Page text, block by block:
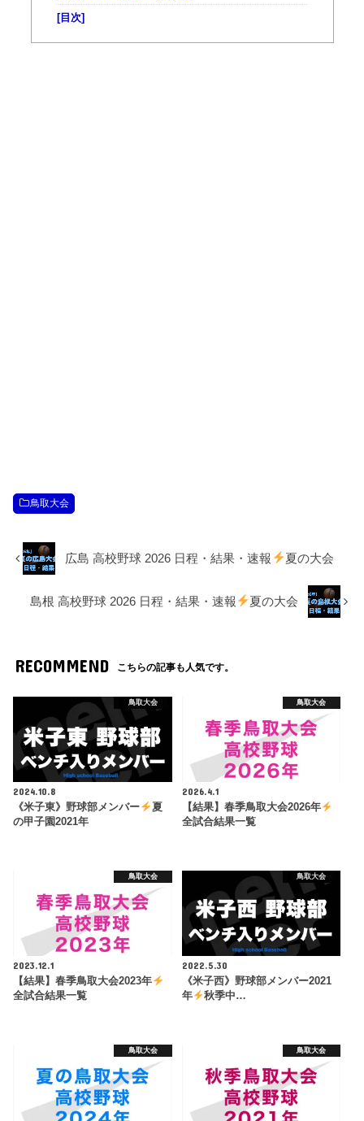
[目次]
鳥取大会
広島 高校野球 2026 日程・結果・速報 夏の大会
島根 高校野球 2026 日程・結果・速報 夏の大会
RECOMMEND こちらの記事も人気です。
鳥取大会
2024.10.8
《米子東》野球部メンバー
夏
の甲子園2021年
鳥取大会
2026.4.1
【結果】春季鳥取大会2026年
全試合結果一覧
鳥取大会
2023.12.1
【結果】春季鳥取大会2023年
全試合結果一覧
鳥取大会
2022.5.30
《米子西》野球部メンバー2021
年
秋季中…
鳥取大会 鳥取大会